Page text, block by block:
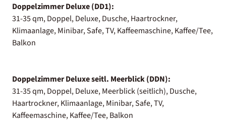
Doppelzimmer Deluxe (DD1):
31-35 qm, Doppel, Deluxe, Dusche, Haartrockner,
Klimaanlage, Minibar, Safe, TV, Kaffeemaschine, Kaffee/Tee,
Balkon
Doppelzimmer Deluxe seitl. Meerblick (DDN):
31-35 qm, Doppel, Deluxe, Meerblick (seitlich), Dusche,
Haartrockner, Klimaanlage, Minibar, Safe, TV,
Kaffeemaschine, Kaffee/Tee, Balkon